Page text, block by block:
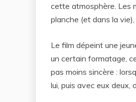
cette atmosphère. Les
planche (et dans la
Le film dépeint une
un certain formatage,
pas moins sincère :
lui, puis avec eux deux,